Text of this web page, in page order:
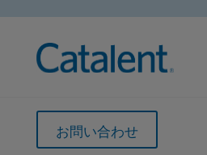
お問い合わせ